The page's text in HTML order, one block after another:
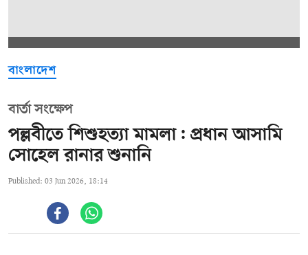
বাংলাদেশ
বার্তা সংক্ষেপ
পল্লবীতে শিশুহত্যা মামলা: প্রধান আসামি
সোহেল রানার শুনানি
Published: 03 Jun 2026, 18:14